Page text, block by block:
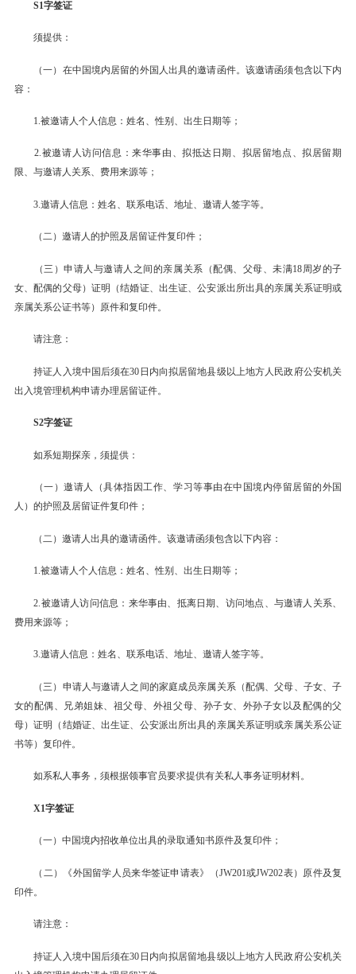
S1字签证
须提供：
（一）在中国境内居留的外国人出具的邀请函件。该邀请函须包含以下内
容：
1.被邀请人个人信息：姓名、性别、出生日期等；
2.被邀请人访问信息：来华事由、拟抵达日期、拟居留地点、拟居留期
限、与邀请人关系、费用来源等；
3.邀请人信息：姓名、联系电话、地址、邀请人签字等。
（二）邀请人的护照及居留证件复印件；
（三）申请人与邀请人之间的亲属关系（配偶、父母、未满18周岁的子
女、配偶的父母）证明（结婚证、出生证、公安派出所出具的亲属关系证明或
亲属关系公证书等）原件和复印件。
请注意：
持证人入境中国后须在30日内向拟居留地县级以上地方人民政府公安机关
出入境管理机构申请办理居留证件。
S2字签证
如系短期探亲，须提供：
（一）邀请人（具体指因工作、学习等事由在中国境内停留居留的外国
人）的护照及居留证件复印件；
（二）邀请人出具的邀请函件。该邀请函须包含以下内容：
1.被邀请人个人信息：姓名、性别、出生日期等；
2.被邀请人访问信息：来华事由、抵离日期、访问地点、与邀请人关系、
费用来源等；
3.邀请人信息：姓名、联系电话、地址、邀请人签字等。
（三）申请人与邀请人之间的家庭成员亲属关系（配偶、父母、子女、子
女的配偶、兄弟姐妹、祖父母、外祖父母、孙子女、外孙子女以及配偶的父
母）证明（结婚证、出生证、公安派出所出具的亲属关系证明或亲属关系公证
书等）复印件。
如系私人事务，须根据领事官员要求提供有关私人事务证明材料。
X1字签证
（一）中国境内招收单位出具的录取通知书原件及复印件；
（二）《外国留学人员来华签证申请表》（JW201或JW202表）原件及复
印件。
请注意：
持证人入境中国后须在30日内向拟居留地县级以上地方人民政府公安机关